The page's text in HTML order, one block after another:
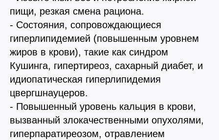
Вакцинация кроликов
Вакцинация хорьков
пищи, резкая смена рациона.
- Состояния, сопровождающиеся
гиперлипидемией (повышенным уровнем
жиров в крови), такие как синдром
Кушинга, гипертиреоз, сахарный диабет, и
идиопатическая гиперлипидемия
цвергшнауцеров.
- Повышенный уровень кальция в крови,
вызванный злокачественными опухолями,
гиперпаратиреозом, отравлением